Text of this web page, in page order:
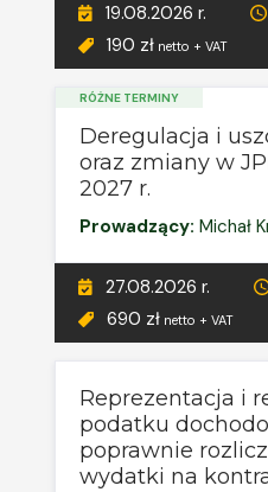
19.08.2026 r.
190 zł netto + VAT
RÓŻNE TERMINY
Deregulacja i
oraz zmiany w
2027 r.
Prowadzący: Michał
27.08.2026 r.
690 zł netto + VAT
Reprezentacja i
podatku
poprawnie
wydatki na